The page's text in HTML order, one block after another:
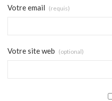
Votre email (requis)
Votre site web (optional)